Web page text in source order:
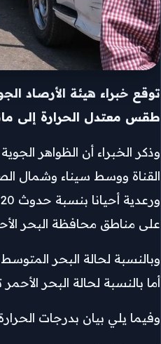
توقع خبراء هيئة الأرصاد
طقس معتدل الحرارة إلى
وذكر الخبراء أن الظواهر
القناة ووسط سيناء وشمال
على مناطق محافظة البحر
وبالنسبة لحالة البحر
أما بالنسبة لحالة البحر
وفيما يلي بيان بدرجات